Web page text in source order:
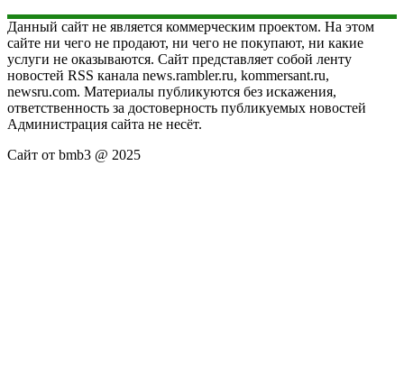
Данный сайт не является коммерческим проектом. На этом
сайте ни чего не продают, ни чего не покупают, ни какие
услуги не оказываются. Сайт представляет собой ленту
новостей RSS канала news.rambler.ru, kommersant.ru,
newsru.com. Материалы публикуются без искажения,
ответственность за достоверность публикуемых новостей
Администрация сайта не несёт.
Сайт от bmb3 @ 2025